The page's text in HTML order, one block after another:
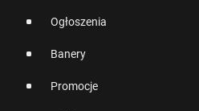
Ogłoszenia
Banery
Promocje